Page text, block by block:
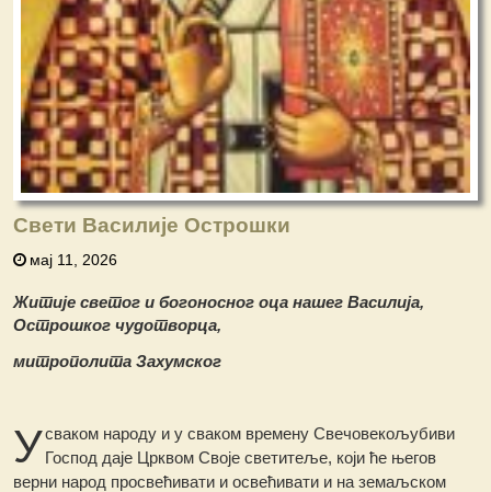
Свети Василије Острошки
мај 11, 2026
Житије светог и богоносног оца нашег Василија,
Острошког чудотворца,
митрополита Захумског
Усваком народу и у сваком времену Свечовекољубиви
Господ даје Црквом Своје светитеље, који ће његов
верни народ просвећивати и освећивати и на земаљском